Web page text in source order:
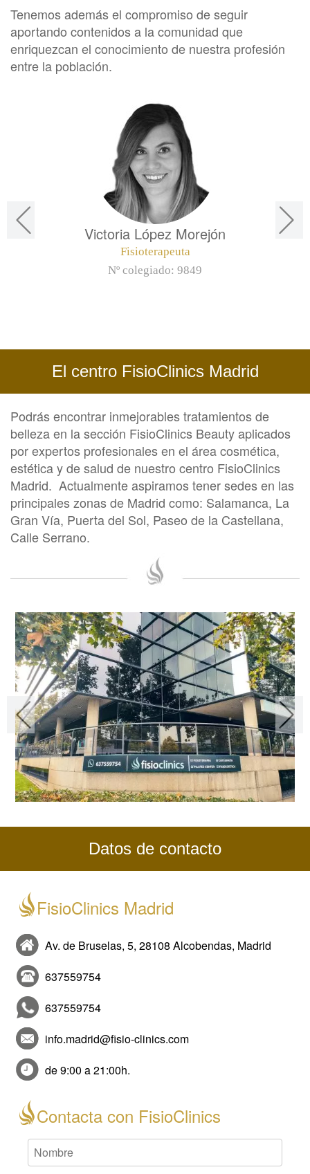
Tenemos además el compromiso de seguir
aportando contenidos a la comunidad que
enriquezcan el conocimiento de nuestra profesión
entre la población.
Victoria López Morejón
Fisioterapeuta
Nº colegiado: 9849
El centro FisioClinics Madrid
Podrás encontrar inmejorables tratamientos de
belleza en la sección FisioClinics Beauty aplicados
por expertos profesionales en el área cosmética,
estética y de salud de nuestro centro FisioClinics
Madrid. Actualmente aspiramos tener sedes en las
principales zonas de Madrid como: Salamanca, La
Gran Vía, Puerta del Sol, Paseo de la Castellana,
Calle Serrano.
Datos de contacto
FisioClinics Madrid
Av. de Bruselas, 5, 28108 Alcobendas, Madrid
637559754
637559754
info.madrid@fisio-clinics.com
de 9:00 a 21:00h.
Contacta con FisioClinics